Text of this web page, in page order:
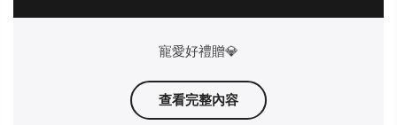
寵愛好禮贈💎
查看完整內容